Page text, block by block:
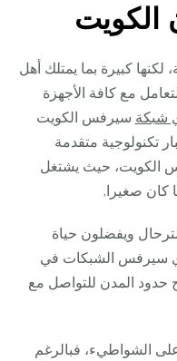
الكويت
كبيرة بما يمتلك أهل
مع كافة الأجهزة
شبكة سيرفس الكويت
تكنولوجية متقدمة
الكويت، حيث يشتغل
كان صغيرا.
ويفضلون حياة
سيرفس الشبكات في
المدن للتواصل مع
الشواطيء، فبالرغم